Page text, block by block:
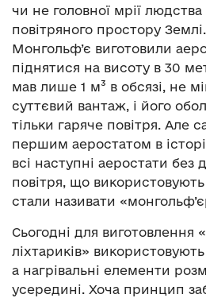
чи не головної мрії
повітряного простору
Монгольф’є виготовили
піднятися на висоту в 30
мав лише 1 м³ в обсязі, не
суттєвий вантаж, і його
тільки гаряче повітря. Але
першим аеростатом в
всі наступні аеростати без
повітря, що
стали називати
Сьогодні для виготовлення
ліхтариків»
а нагрівальні елементи
усередині. Хоча принцип